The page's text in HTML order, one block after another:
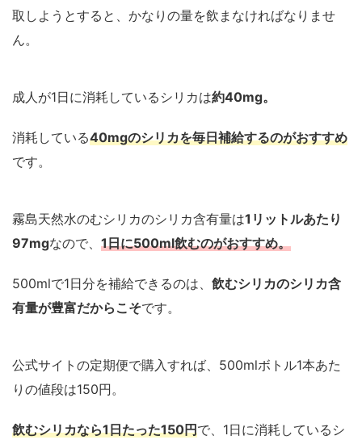
取しようとすると、かなりの量を飲まなければなりませ
ん。
成人が1日に消耗しているシリカは約40mg。
消耗している40mgのシリカを毎日補給するのがおすすめ
です。
霧島天然水のむシリカのシリカ含有量は1リットルあたり
97mgなので、 1日に500ml飲むのがおすすめ。
500mlで1日分を補給できるのは、 飲むシリカのシリカ含
有量が豊富だからこそです。
公式サイトの定期便で購入すれば、500mlボトル1本あた
りの値段は150円。
飲むシリカなら1日たった150円で、1日に消耗しているシ